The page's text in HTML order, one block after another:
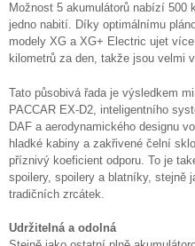
Možnost 5 akumulátorů nabízí 500
jedno nabití. Díky optimálnímu
modely XG a XG+ Electric ujet
kilometrů za den, takže jsou velmi
Tato působivá řada je výsledkem
PACCAR EX-D2, inteligentního
DAF a aerodynamického designu
hladké kabiny a zakřivené čelní
příznivý koeficient odporu. To je
spoilery, spoilery a blatníky, stejně
tradičních zrcátek.
Udržitelná a odolná